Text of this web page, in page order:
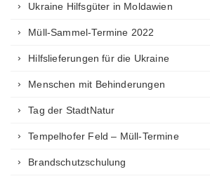
Ukraine Hilfsgüter in Moldawien
Müll-Sammel-Termine 2022
Hilfslieferungen für die Ukraine
Menschen mit Behinderungen
Tag der StadtNatur
Tempelhofer Feld – Müll-Termine
Brandschutzschulung